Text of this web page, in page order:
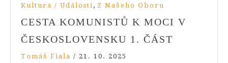
Kultura / Události , Z Našeho Oboru
CESTA KOMUNISTŮ K MOCI V
ČESKOSLOVENSKU 1. ČÁST
Tomáš Fiala / 21. 10. 2025